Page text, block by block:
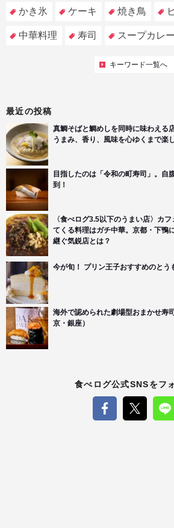
かき氷 ケーキ 焼き鳥
中華料理 寿司 スープカレー
キーワード一覧へ
最近の投稿
真鯛そばと鯛めしを同時に味わえる
うまみ、香り、風味を心ゆくまで楽
目指したのは「令和の町寿司」。自
到！
〈食べログ3.5以下のうまい店〉カ
てくる料理はガチ中華。京都・下鴨
継ぐ気鋭店とは？
今が旬！ プリン王子おすすめのとう
海外で認められた劇場型おまかせ寿
京・銀座）
食べログ公式SNSをフ